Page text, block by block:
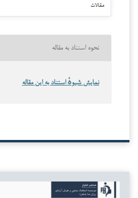
مقالات
نحوه استناد به مقاله
نمایش شیوهٔ استناد به این مقاله